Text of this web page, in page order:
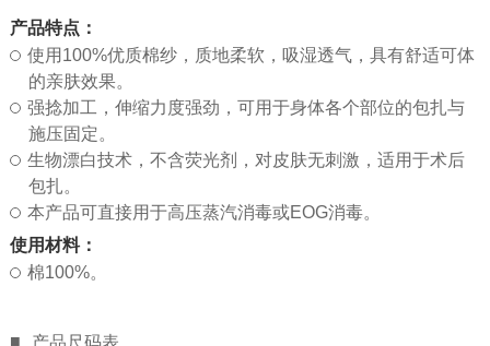
中
心
医
学
识
联
产品特点：
使用100%优质棉纱，质地柔软，吸湿透气，具有舒适可体
的亲肤效果。
强捻加工，伸缩力度强劲，可用于身体各个部位的包扎与
施压固定。
生物漂白技术，不含荧光剂，对皮肤无刺激，适用于术后
包扎。
本产品可直接用于高压蒸汽消毒或EOG消毒。
使用材料：
棉100%。
■